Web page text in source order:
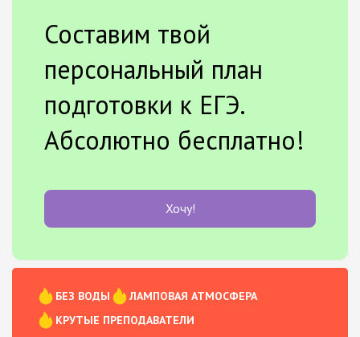
Составим твой
персональный план
подготовки к ЕГЭ.
Абсолютно бесплатно!
Хочу!
БЕЗ ВОДЫ
ЛАМПОВАЯ АТМОСФЕРА
КРУТЫЕ ПРЕПОДАВАТЕЛИ